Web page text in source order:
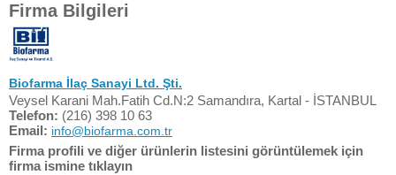
Firma Bilgileri
Biofarma İlaç Sanayi Ltd. Şti.
Veysel Karani Mah.Fatih Cd.N:2 Samandıra, Kartal - İSTANBUL
Telefon: (216) 398 10 63
Email: info@biofarma.com.tr
Firma profili ve diğer ürünlerin listesini görüntülemek için
firma ismine tıklayın